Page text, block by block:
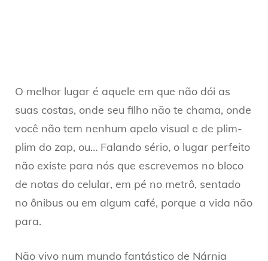
O melhor lugar é aquele em que não dói as
suas costas, onde seu filho não te chama, onde
você não tem nenhum apelo visual e de plim-
plim do zap, ou… Falando sério, o lugar perfeito
não existe para nós que escrevemos no bloco
de notas do celular, em pé no metrô, sentado
no ônibus ou em algum café, porque a vida não
para.
Não vivo num mundo fantástico de Nárnia